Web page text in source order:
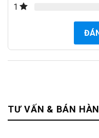
1
TƯ VẤN & BÁN